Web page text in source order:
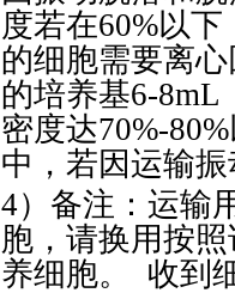
度若在60%以
的细胞需要离
的培养基6-8mL
密度达70%-
中，若因运输
4）备注：运输
胞，请换用按
养细胞。 收到